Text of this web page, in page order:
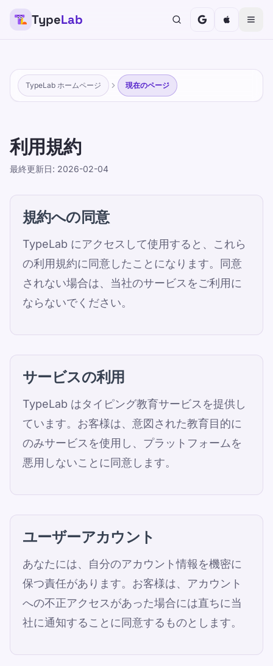
TypeLab
TypeLab ホームページ 現在のページ
利用規約
最終更新日: 2026-02-04
規約への同意
TypeLab にアクセスして使用すると、これら
の利用規約に同意したことになります。同意
されない場合は、当社のサービスをご利用に
ならないでください。
サービスの利用
TypeLab はタイピング教育サービスを提供し
ています。お客様は、意図された教育目的に
のみサービスを使用し、プラットフォームを
悪用しないことに同意します。
ユーザーアカウント
あなたには、自分のアカウント情報を機密に
保つ責任があります。お客様は、アカウント
への不正アクセスがあった場合には直ちに当
社に通知することに同意するものとします。